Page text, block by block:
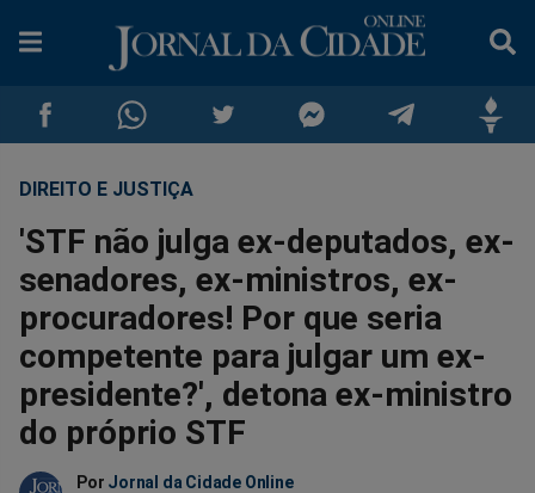
Compartilhar
no
Facebook
Compartilhar
no
Whatsapp
Compartilhar
no
Twitter
no
Messenger
no
Telegram
no
DIREITO E JUSTIÇA
'STF não julga ex-deputados, ex-
senadores, ex-ministros, ex-
procuradores! Por que seria
competente para julgar um ex-
presidente?', detona ex-ministro
do próprio STF
Por Jornal da Cidade Online